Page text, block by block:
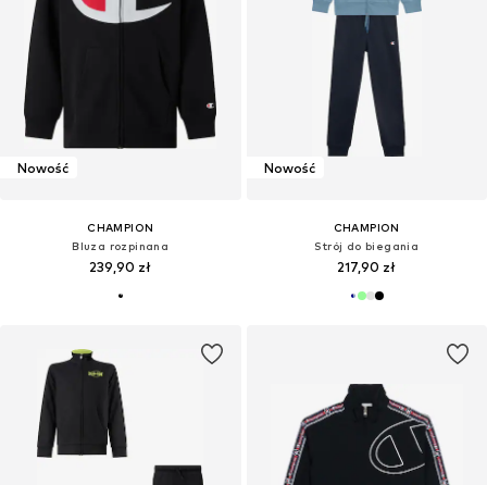
Nowość
CHAMPION
Bluza rozpinana
239,90 zł
Nowość
CHAMPION
Strój do biegania
217,90 zł